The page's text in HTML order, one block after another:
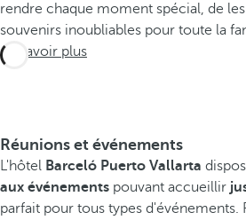
rendre chaque moment spécial, de
souvenirs inoubliables pour toute la
En savoir plus
Réunions et événements
L'hôtel Barceló Puerto Vallarta
aux événements pouvant accueillir
parfait pour tous types d'événements.